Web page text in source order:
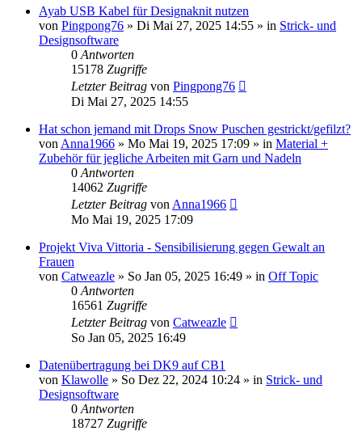
Ayab USB Kabel für Designaknit nutzen
von Pingpong76 » Di Mai 27, 2025 14:55 » in Strick- und
Designsoftware
0 Antworten
15178 Zugriffe
Letzter Beitrag von Pingpong76
Di Mai 27, 2025 14:55
Hat schon jemand mit Drops Snow Puschen gestrickt/gefilzt?
von Anna1966 » Mo Mai 19, 2025 17:09 » in Material +
Zubehör für jegliche Arbeiten mit Garn und Nadeln
0 Antworten
14062 Zugriffe
Letzter Beitrag von Anna1966
Mo Mai 19, 2025 17:09
Projekt Viva Vittoria - Sensibilisierung gegen Gewalt an
Frauen
von Catweazle » So Jan 05, 2025 16:49 » in Off Topic
0 Antworten
16561 Zugriffe
Letzter Beitrag von Catweazle
So Jan 05, 2025 16:49
Datenübertragung bei DK9 auf CB1
von Klawolle » So Dez 22, 2024 10:24 » in Strick- und
Designsoftware
0 Antworten
18727 Zugriffe